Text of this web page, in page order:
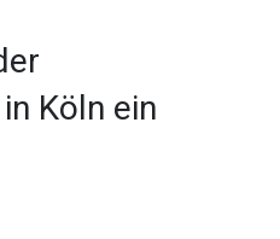
Köln ein